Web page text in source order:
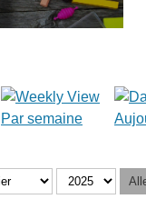
Par semaine